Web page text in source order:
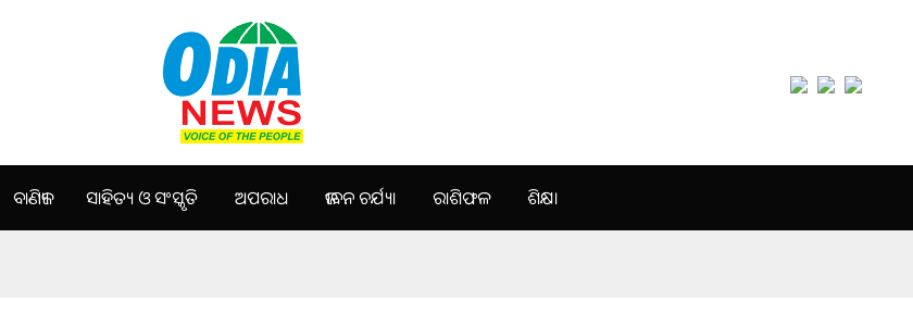
ବାଣିଜ୍ୟ ସାହିତ୍ୟ ଓ ସଂସ୍କୃତି ଅପରାଧ ଜୀବନ ଚର୍ଯ୍ୟା ରାଶିଫଳ ଶିକ୍ଷା